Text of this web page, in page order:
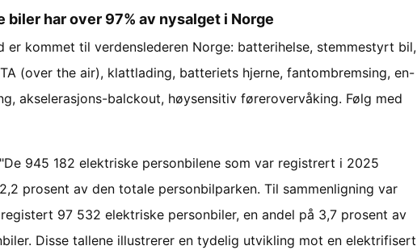
biler har over 97% av nysalget i Norge
er kommet til verdenslederen Norge: batterihelse, stemmestyrt bil,
(over the air), klattlading, batteriets hjerne, fantombremsing, en-
akselerasjons-balckout, høysensitiv førerovervåking. Følg med
945 182 elektriske personbilene som var registrert i 2025
prosent av den totale personbilparken. Til sammenligning var
97 532 elektriske personbiler, en andel på 3,7 prosent av
Disse tallene illustrerer en tydelig utvikling mot en elektrifisert